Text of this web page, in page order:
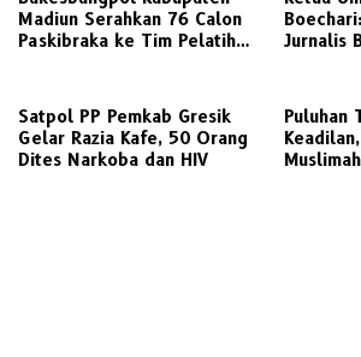
Madiun Serahkan 76 Calon
Paskibraka ke Tim Pelatih
Jurnalis
Satpol PP Pemkab Gresik
Gelar Razia Kafe, 50 Orang
Dites Narkoba dan HIV
‎Puluhan